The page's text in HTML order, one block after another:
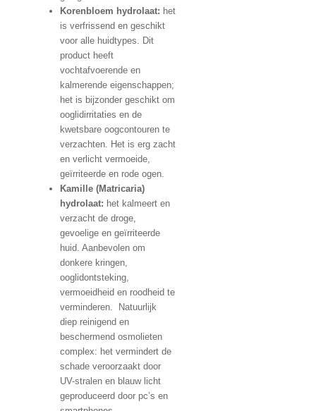
Korenbloem hydrolaat: het
is verfrissend en geschikt
voor alle huidtypes. Dit
product heeft
vochtafvoerende en
kalmerende eigenschappen;
het is bijzonder geschikt om
ooglidirritaties en de
kwetsbare oogcontouren te
verzachten. Het is erg zacht
en verlicht vermoeide,
geïrriteerde en rode ogen.
Kamille (Matricaria)
hydrolaat: het kalmeert en
verzacht de droge,
gevoelige en geïrriteerde
huid. Aanbevolen om
donkere kringen,
ooglidontsteking,
vermoeidheid en roodheid te
verminderen. Natuurlijk
diep reinigend en
beschermend osmolieten
complex: het vermindert de
schade veroorzaakt door
UV-stralen en blauw licht
geproduceerd door pc’s en